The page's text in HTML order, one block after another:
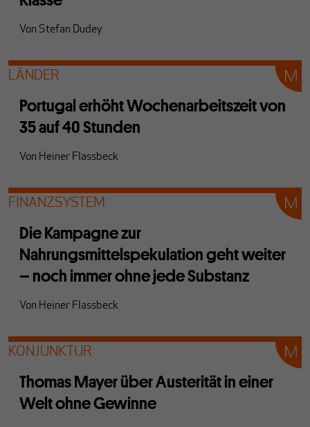
Von Stefan Dudey
LÄNDER
Portugal erhöht Wochenarbeitszeit von
35 auf 40 Stunden
Von Heiner Flassbeck
FINANZSYSTEM
Die Kampagne zur
Nahrungsmittelspekulation geht weiter
– noch immer ohne jede Substanz
Von Heiner Flassbeck
KONJUNKTUR
Thomas Mayer über Austerität in einer
Welt ohne Gewinne